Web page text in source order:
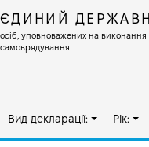
ЄДИНИЙ
осіб, уповноважених на
самоврядування
Вид декларації: Рік: